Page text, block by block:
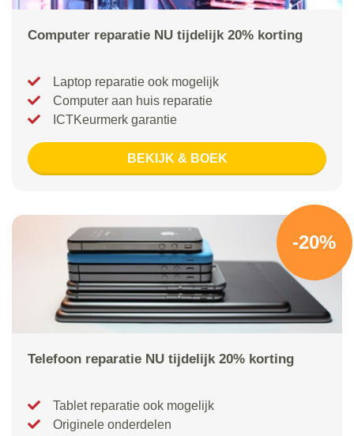
Computer reparatie NU tijdelijk 20% korting
Laptop reparatie ook mogelijk
Computer aan huis reparatie
ICTKeurmerk garantie
BEKIJK & BOEK
-20%
Telefoon reparatie NU tijdelijk 20% korting
Tablet reparatie ook mogelijk
Originele onderdelen